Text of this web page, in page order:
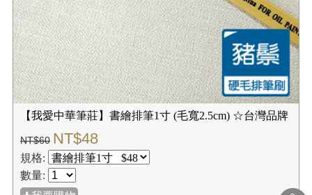
【我愛中華筆莊】書繪排筆1寸 (毛寬2.5cm) ☆台灣品牌
NT$60 NT$48
規格:
數量: